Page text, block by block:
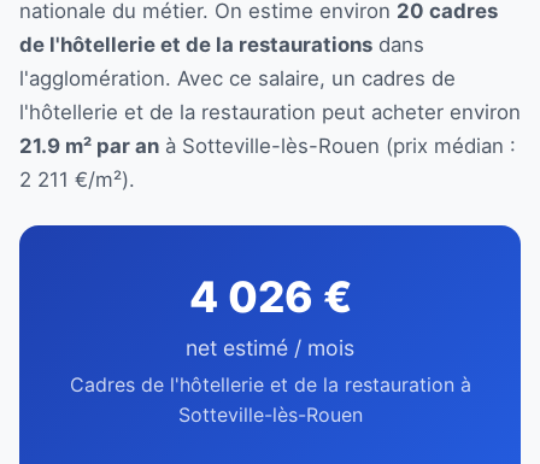
nationale du métier. On estime environ 20 cadres
de l'hôtellerie et de la restaurations dans
l'agglomération. Avec ce salaire, un cadres de
l'hôtellerie et de la restauration peut acheter environ
21.9 m² par an à Sotteville-lès-Rouen (prix médian :
2 211 €/m²).
4 026 €
net estimé / mois
Cadres de l'hôtellerie et de la restauration à
Sotteville-lès-Rouen